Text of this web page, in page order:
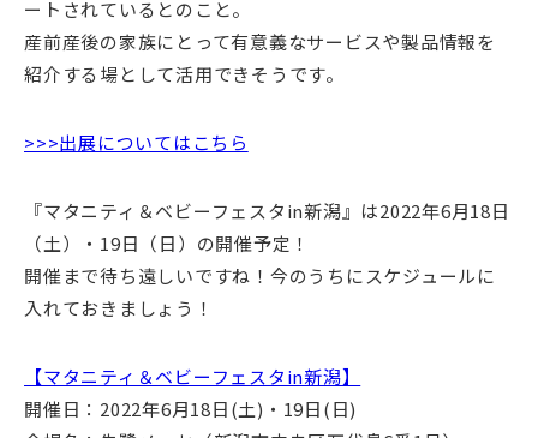
ートされているとのこと。
産前産後の家族にとって有意義なサービスや製品情報を
紹介する場として活用できそうです。
>>>出展についてはこちら
『マタニティ＆ベビーフェスタin新潟』は2022年6月18日
（土）・19日（日）の開催予定！
開催まで待ち遠しいですね！今のうちにスケジュールに
入れておきましょう！
【マタニティ＆ベビーフェスタin新潟】
開催日：2022年6月18日(土)・19日(日)